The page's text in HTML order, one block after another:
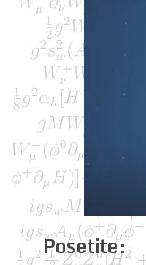
Posetite: